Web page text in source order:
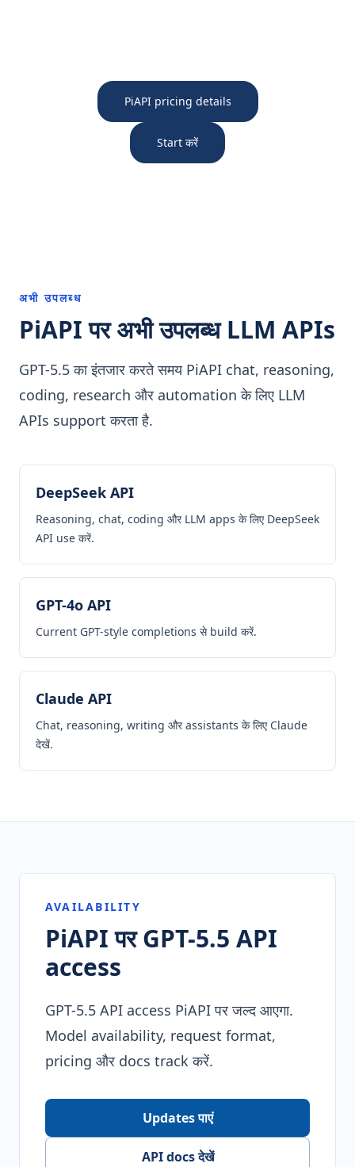
PiAPI pricing details
Start करें
अभी उपलब्ध
PiAPI पर अभी उपलब्ध LLM APIs
GPT-5.5 का इंतजार करते समय PiAPI chat, reasoning,
coding, research और automation के लिए LLM
APIs support करता है.
DeepSeek API
Reasoning, chat, coding और LLM apps के लिए DeepSeek
API use करें.
GPT-4o API
Current GPT-style completions से build करें.
Claude API
Chat, reasoning, writing और assistants के लिए Claude
देखें.
AVAILABILITY
PiAPI पर GPT-5.5 API
access
GPT-5.5 API access PiAPI पर जल्द आएगा.
Model availability, request format,
pricing और docs track करें.
Updates पाएं
API docs देखें